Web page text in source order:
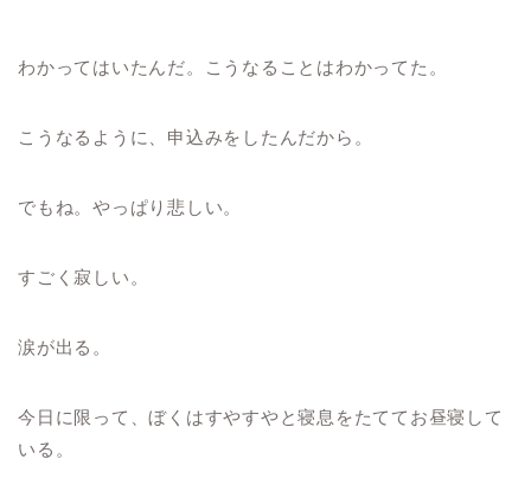
わかってはいたんだ。こうなることはわかってた。
こうなるように、申込みをしたんだから。
でもね。やっぱり悲しい。
すごく寂しい。
涙が出る。
今日に限って、ぼくはすやすやと寝息をたててお昼寝して
いる。